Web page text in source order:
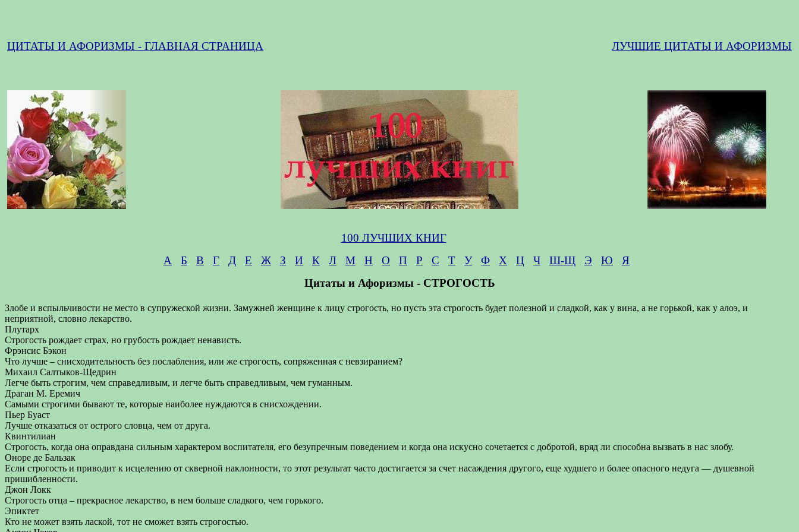
ЦИТАТЫ И АФОРИЗМЫ - ГЛАВНАЯ СТРАНИЦА ЛУЧШИЕ ЦИТАТЫ И АФОРИЗМЫ
100 ЛУЧШИХ КНИГ
А
Б В Г Д Е Ж З И К Л М Н О П Р С Т У Ф Х Ц Ч Ш-Щ Э Ю
Я
Цитаты и Афоризмы - СТРОГОСТЬ
Злобе и вспыльчивости не место в супружеской жизни. Замужней женщине к лицу строгость, но пусть эта строгость будет полезной и сладкой, как у вина, а не горькой, как у алоэ, и
неприятной, словно лекарство.
Плутарх
Строгость рождает страх, но грубость рождает ненависть.
Фрэнсис Бэкон
Что лучше – снисходительность без послабления, или же строгость, сопряженная с невзиранием?
Михаил Салтыков-Щедрин
Легче быть строгим, чем справедливым, и легче быть справедливым, чем гуманным.
Драган М. Еремич
Самыми строгими бывают те, которые наиболее нуждаются в снисхождении.
Пьер Буаст
Лучше отказаться от острого словца, чем от друга.
Квинтилиан
Строгость, когда она оправдана сильным характером воспитателя, его безупречным поведением и когда она искусно сочетается с добротой, вряд ли способна вызвать в нас злобу.
Оноре де Бальзак
Если строгость и приводит к исцелению от скверной наклонности, то этот результат часто достигается за счет насаждения другого, еще худшего и более опасного недуга — душевной
пришибленности.
Джон Локк
Строгость отца – прекрасное лекарство, в нем больше сладкого, чем горького.
Эпиктет
Кто не может взять лаской, тот не сможет взять строгостью.